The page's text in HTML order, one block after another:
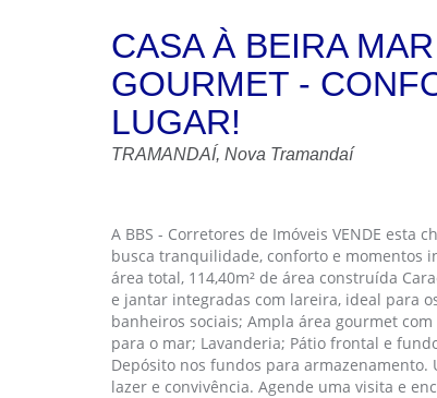
CASA À BEIRA
GOURMET -
LUGAR!
TRAMANDAÍ, Nova Tramandaí
A BBS - Corretores de Imóveis VENDE
busca tranquilidade, conforto e momentos
área total, 114,40m² de área construída
e jantar integradas com lareira, ideal para
banheiros sociais; Ampla área gourmet
para o mar; Lavanderia; Pátio frontal e
Depósito nos fundos para
lazer e convivência. Agende uma visita e